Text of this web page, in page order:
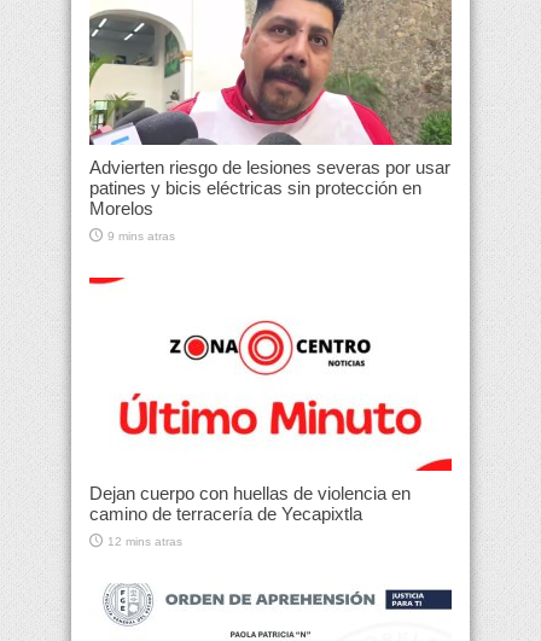
Advierten riesgo de lesiones severas por usar
patines y bicis eléctricas sin protección en
Morelos
9 mins atras
Dejan cuerpo con huellas de violencia en
camino de terracería de Yecapixtla
12 mins atras